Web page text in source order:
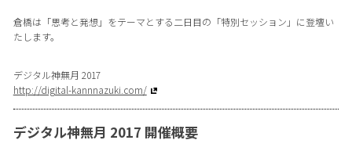
倉橋は「思考と発想」をテーマとする二日目の「特別セッション」に登壇い
たします。
デジタル神無月 2017
http://digital-kannnazuki.com/
デジタル神無月 2017 開催概要